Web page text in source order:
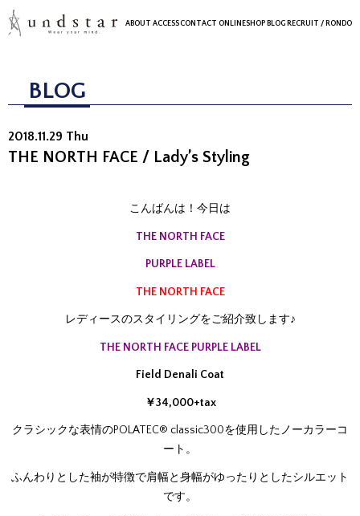
ABOUT ACCESSCONTACT ONLINESHOP BLOG RECRUIT / RONDO
BLOG
2018.11.29 Thu
THE NORTH FACE / Lady’s Styling
こんばんは！今日は
THE NORTH FACE
PURPLE LABEL
THE NORTH FACE
レディースのスタイリングをご紹介致します♪
THE NORTH FACE PURPLE LABEL
Field Denali Coat
￥34,000+tax
クラシックな表情のPOLATEC® classic300を使用したノーカラーコ
ート。
ふんわりとした袖が特徴で肩幅と身幅がゆったりとしたシルエット
です。